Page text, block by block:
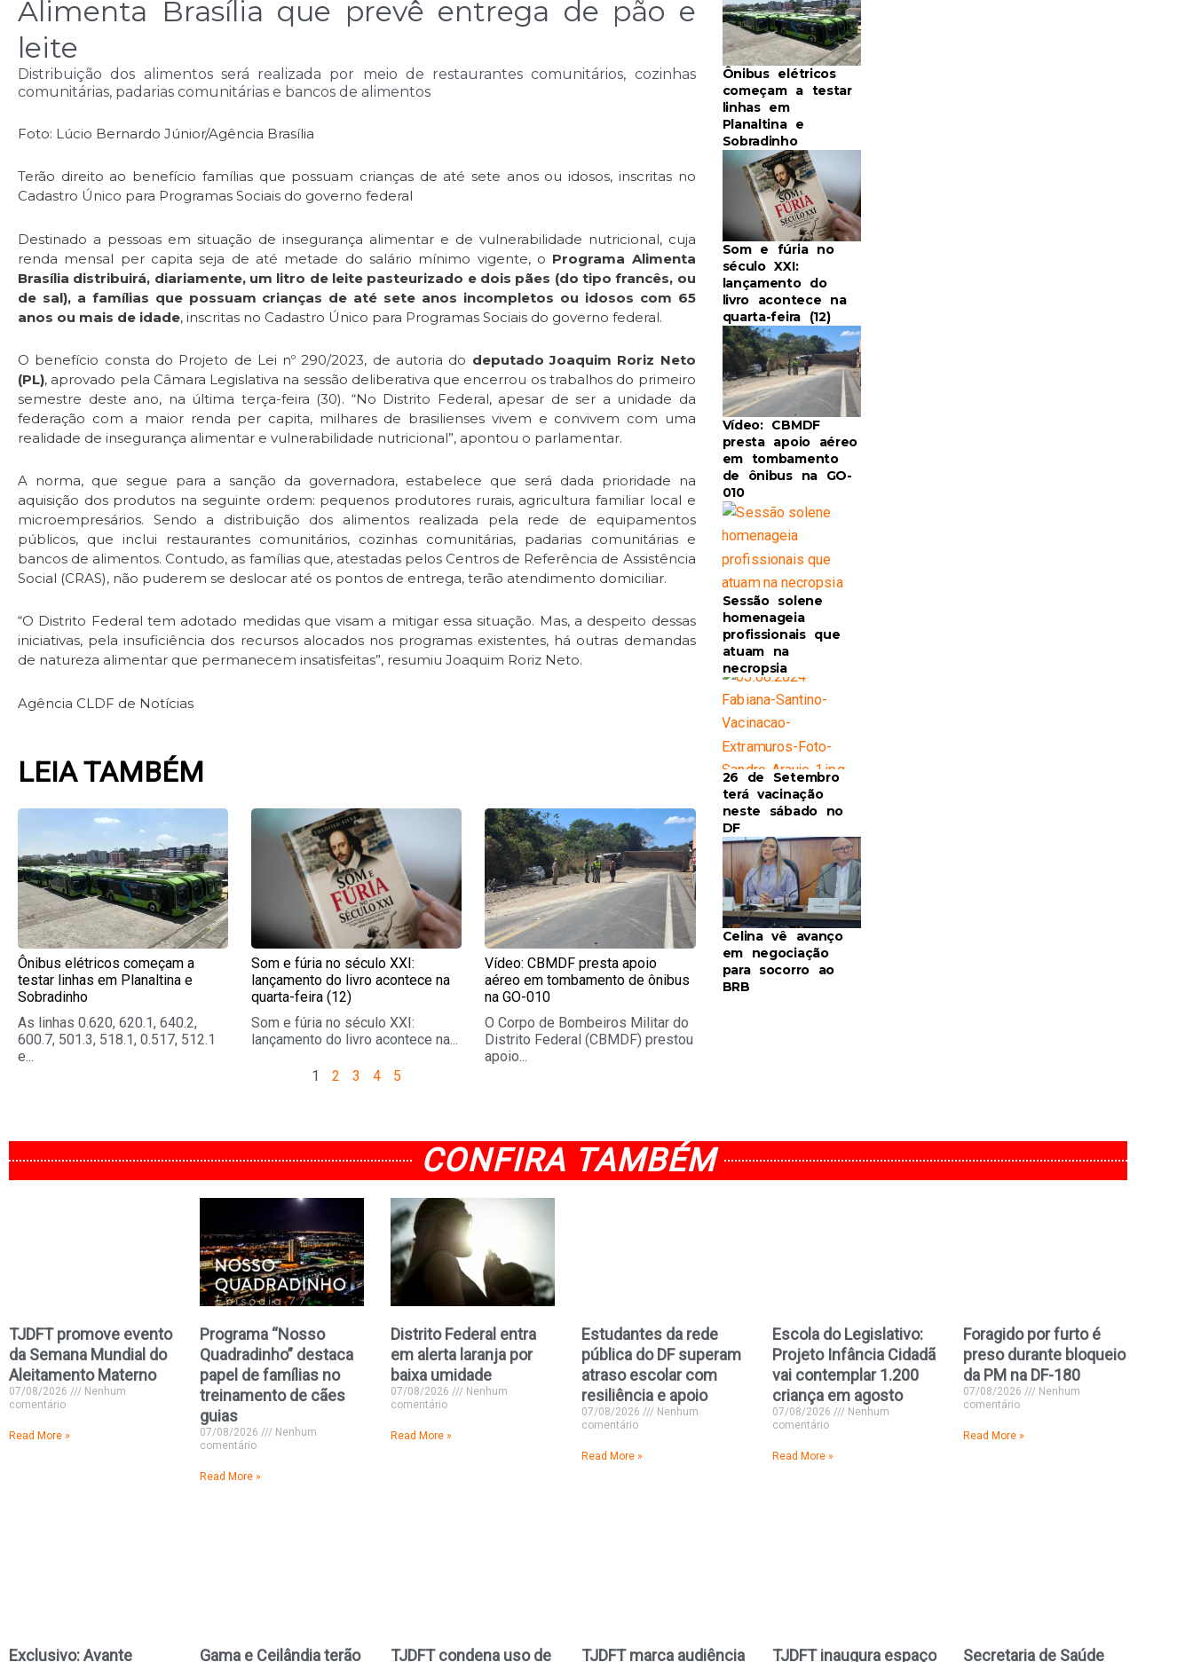
Alimenta Brasília que prevê entrega de pão e
leite
Distribuição dos alimentos será realizada por meio de restaurantes comunitários, cozinhas
comunitárias, padarias comunitárias e bancos de alimentos
Foto: Lúcio Bernardo Júnior/Agência Brasília
Terão direito ao benefício famílias que possuam crianças de até sete anos ou idosos, inscritas no
Cadastro Único para Programas Sociais do governo federal
Destinado a pessoas em situação de insegurança alimentar e de vulnerabilidade nutricional, cuja
renda mensal per capita seja de até metade do salário mínimo vigente, o Programa Alimenta
Brasília distribuirá, diariamente, um litro de leite pasteurizado e dois pães (do tipo francês, ou
de sal), a famílias que possuam crianças de até sete anos incompletos ou idosos com 65
anos ou mais de idade, inscritas no Cadastro Único para Programas Sociais do governo federal.
O benefício consta do Projeto de Lei nº 290/2023, de autoria do deputado Joaquim Roriz Neto
(PL), aprovado pela Câmara Legislativa na sessão deliberativa que encerrou os trabalhos do primeiro
semestre deste ano, na última terça-feira (30). “No Distrito Federal, apesar de ser a unidade da
federação com a maior renda per capita, milhares de brasilienses vivem e convivem com uma
realidade de insegurança alimentar e vulnerabilidade nutricional”, apontou o parlamentar.
A norma, que segue para a sanção da governadora, estabelece que será dada prioridade na
aquisição dos produtos na seguinte ordem: pequenos produtores rurais, agricultura familiar local e
microempresários. Sendo a distribuição dos alimentos realizada pela rede de equipamentos
públicos, que inclui restaurantes comunitários, cozinhas comunitárias, padarias comunitárias e
bancos de alimentos. Contudo, as famílias que, atestadas pelos Centros de Referência de Assistência
Social (CRAS), não puderem se deslocar até os pontos de entrega, terão atendimento domiciliar.
“O Distrito Federal tem adotado medidas que visam a mitigar essa situação. Mas, a despeito dessas
iniciativas, pela insuficiência dos recursos alocados nos programas existentes, há outras demandas
de natureza alimentar que permanecem insatisfeitas”, resumiu Joaquim Roriz Neto.
Agência CLDF de Notícias
LEIA TAMBÉM
Ônibus elétricos começam a
testar linhas em Planaltina e
Sobradinho
As linhas 0.620, 620.1, 640.2,
600.7, 501.3, 518.1, 0.517, 512.1
e...
Som e fúria no século XXI:
lançamento do livro acontece na
quarta-feira (12)
Som e fúria no século XXI:
lançamento do livro acontece na...
Vídeo: CBMDF presta apoio
aéreo em tombamento de ônibus
na GO-010
O Corpo de Bombeiros Militar do
Distrito Federal (CBMDF) prestou
apoio...
Page
1
Page
2
Page
3
Page
4 5
Ônibus elétricos
começam a testar
linhas em
Planaltina e
Sobradinho
Som e fúria no
século XXI:
lançamento do
livro acontece na
quarta-feira (12)
Vídeo: CBMDF
presta apoio aéreo
em tombamento
de ônibus na GO-
010
Sessão solene
homenageia
profissionais que
atuam na
necropsia
26 de Setembro
terá vacinação
neste sábado no
DF
Celina vê avanço
em negociação
para socorro ao
BRB
CONFIRA TAMBÉM
TJDFT promove evento
da Semana Mundial do
Aleitamento Materno
07/08/2026
Nenhum
comentário
Read More »
Programa “Nosso
Quadradinho” destaca
papel de famílias no
treinamento de cães
guias
07/08/2026
Nenhum
comentário
Read More »
Distrito Federal entra
em alerta laranja por
baixa umidade
07/08/2026
Nenhum
comentário
Read More »
Estudantes da rede
pública do DF superam
atraso escolar com
resiliência e apoio
07/08/2026
Nenhum
comentário
Read More »
Escola do Legislativo:
Projeto Infância Cidadã
vai contemplar 1.200
criança em agosto
07/08/2026
Nenhum
comentário
Read More »
Foragido por furto é
preso durante bloqueio
da PM na DF-180
07/08/2026
Nenhum
comentário
Read More »
Exclusivo: Avante Gama e Ceilândia terão TJDFT condena uso de TJDFT marca audiência TJDFT inaugura espaço Secretaria de Saúde